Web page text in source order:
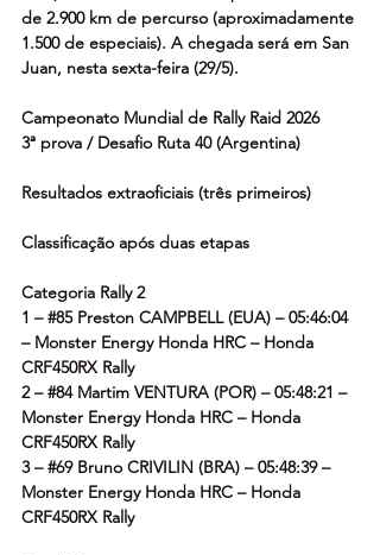
de 2.900 km de percurso (aproximadamente
1.500 de especiais). A chegada será em San
Juan, nesta sexta-feira (29/5).
Campeonato Mundial de Rally Raid 2026
3ª prova / Desafio Ruta 40 (Argentina)
Resultados extraoficiais (três primeiros)
Classificação após duas etapas
Categoria Rally 2
1 – #85 Preston CAMPBELL (EUA) – 05:46:04
– Monster Energy Honda HRC – Honda
CRF450RX Rally
2 – #84 Martim VENTURA (POR) – 05:48:21 –
Monster Energy Honda HRC – Honda
CRF450RX Rally
3 – #69 Bruno CRIVILIN (BRA) – 05:48:39 –
Monster Energy Honda HRC – Honda
CRF450RX Rally